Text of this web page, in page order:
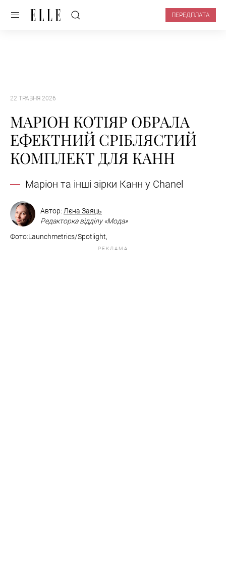
ПЕРЕДПЛАТА
22 ТРАВНЯ 2026
МАРІОН КОТІЯР ОБРАЛА
ЕФЕКТНИЙ СРІБЛЯСТИЙ
КОМПЛЕКТ ДЛЯ КАНН
Маріон та інші зірки Канн у Chanel
Автор: Лєна Заяць
Редакторка відділу «Мода»
Фото:Launchmetrics/Spotlight,
РЕКЛАМА